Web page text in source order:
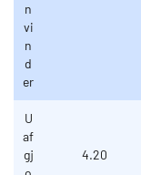
n
vi
n
d
er
U
af
gj
4.20